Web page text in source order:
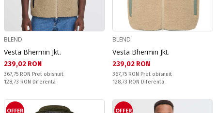
BLEND
Vesta Bhermin Jkt.
Текуща цена:
239,02 RON
Pret obisnuit:
367,75 RON Pret obisnuit
Спестявате:
128,73 RON Diferenta
BLEND
Vesta Bhermin Jkt.
Текуща цена:
239,02 RON
Pret obisnuit:
367,75 RON Pret obisnuit
Спестявате:
128,73 RON Diferenta
OFFER OFFER